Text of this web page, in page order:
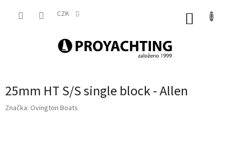
CZK
25mm HT S/S single block - Allen
Značka: Ovington Boats